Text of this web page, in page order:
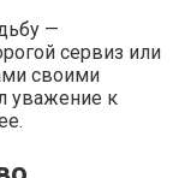
—
сервиз или
своими
уважение к